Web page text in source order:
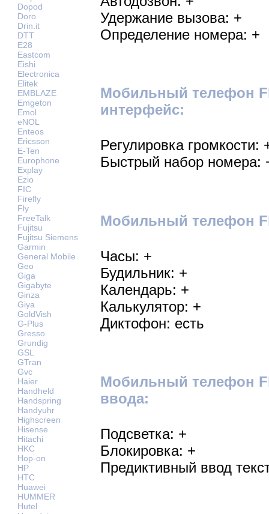
Dopod
Doro
Drin.it
DTT
E28
Eastcom
Eishi
Electronica
Elitek
EMBLAZE
Emgeton
Emol
eNOL
Enteos
Ericsson
E-Ten
Europhone
Explay
Ezio
FIC
Firefly
Fly
FreeTalk
Fujitsu
Fujitsu Siemens
Garmin
General Mobile
Geo
Giga
Gigabyte
Ginza
Giya
GoldVish
G-Plus
Gresso
Grundig
GSL
GTran
Gvc
Haier
Handheld
Handspring
Handyuhr
Highscreen
Hisense
Hitachi
HKC
Hop-on
HP
HTC
Huawei
HUMMER
Hutel
Удержание вызова: +
Определение номера: +
Мобильный телефон
интерфейс:
Регулировка громкости:
Быстрый набор номера:
Мобильный телефон
Часы: +
Будильник: +
Календарь: +
Калькулятор: +
Диктофон: есть
Мобильный телефон
ввода:
Подсветка: +
Блокировка: +
Предиктивный ввод